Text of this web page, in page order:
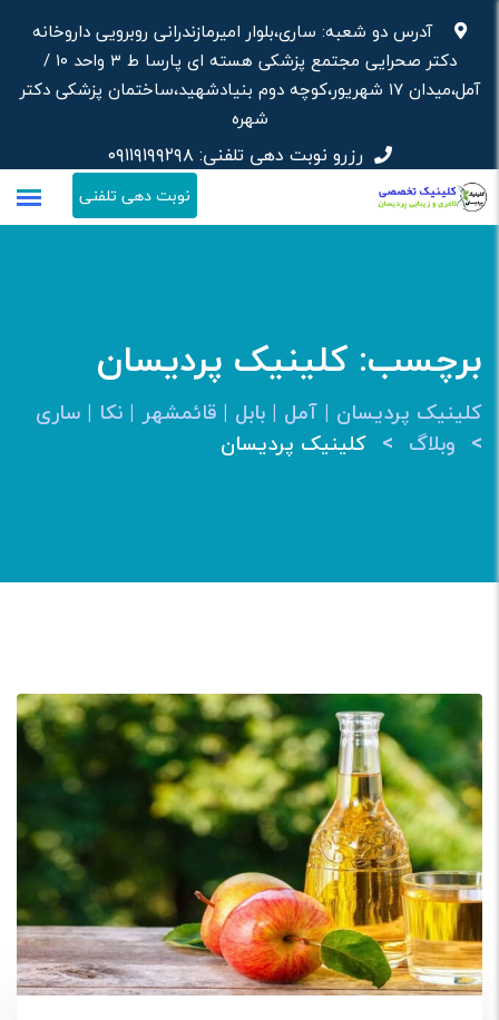
محتوا
آدرس دو شعبه: ساری،بلوار امیرمازندرانی روبرویی داروخانه‌
دکتر صحرایی مجتمع پزشکی هسته ای پارسا ط ۳ واحد ۱۰ /
آمل،میدان ۱۷ شهریور،کوچه دوم بنیادشهید،ساختمان پزشکی دکتر
شهره
رزرو نوبت دهی تلفنی:۰۹۱۱۹۱۹۹۲۹۸
نوبت دهی تلفنی
برچسب:کلینیک پردیسان
کلینیک پردیسان | آمل | بابل | قائمشهر | نکا | ساری
> وبلاگ > کلینیک پردیسان